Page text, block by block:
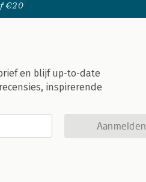
€20
en blijf up-to-date
inspirerende
Aanmelden